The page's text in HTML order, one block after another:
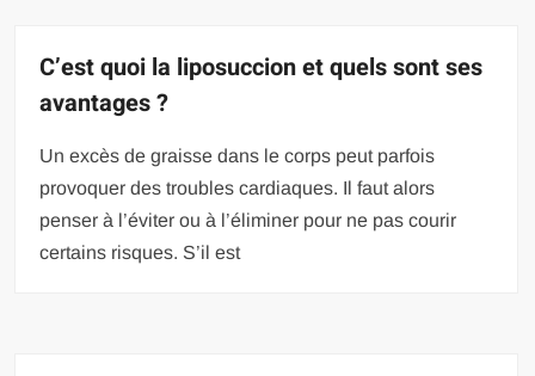
C’est quoi la liposuccion et quels sont ses
avantages ?
Un excès de graisse dans le corps peut parfois
provoquer des troubles cardiaques. Il faut alors
penser à l’éviter ou à l’éliminer pour ne pas courir
certains risques. S’il est